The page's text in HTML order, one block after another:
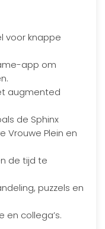
voor knappe
app om
augmented
de Sphinx
Vrouwe Plein en
de tijd te
puzzels en
en collega’s.